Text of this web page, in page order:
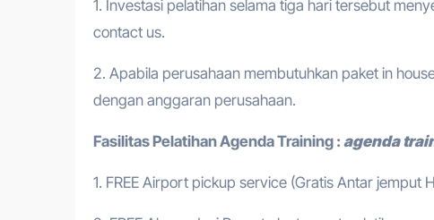
1. Investasi pelatihan selama tiga hari tersebut
contact us.
2. Apabila perusahaan membutuhkan paket in
dengan anggaran perusahaan.
Fasilitas PelatihanAgenda Training : agenda
1. FREE Airport pickup service (Gratis Antar jemput